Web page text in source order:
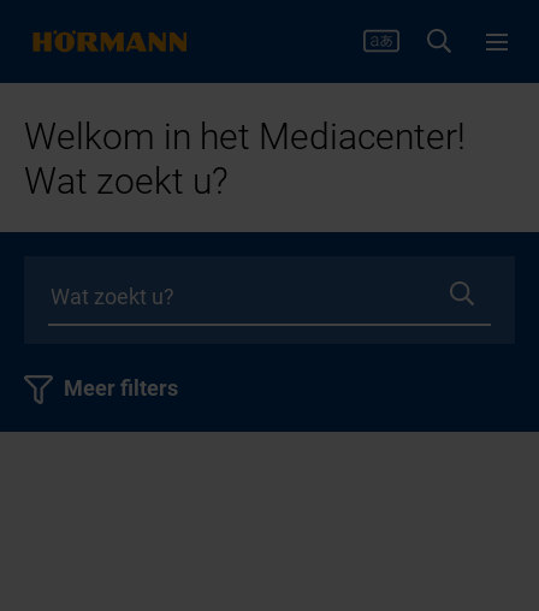
Welkom in het Mediacenter!
Wat zoekt u?
Meer filters